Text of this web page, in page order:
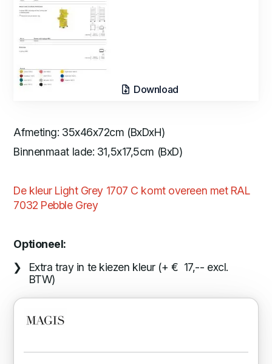
Download
Afmeting: 35x46x72cm (BxDxH)
Binnenmaat lade: 31,5x17,5cm (BxD)
De kleur Light Grey 1707 C komt overeen met RAL
7032 Pebble Grey
Optioneel:
Extra tray in te kiezen kleur (+ € 17,-- excl.
BTW)